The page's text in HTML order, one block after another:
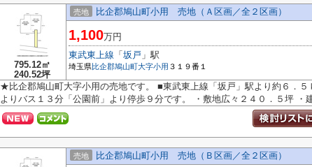
795.12㎡
240.52坪
売地 比企郡鳩山町小用 売地（Ａ区画／全２区画）
1,100万円
東武東上線 「 坂戸 」駅
埼玉県比企郡鳩山町大字小用 ３１９番１
★比企郡鳩山町大字小用の売地です。 ■東武東上線「坂戸」駅より約６．
よりバス１３分「公園前」より停歩９分です。 ・敷地広々２４０．５坪 ・
売地 比企郡鳩山町小用 売地（Ｂ区画／全２区画）